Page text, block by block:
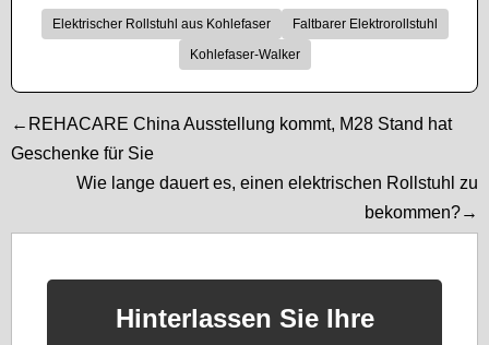
Elektrischer Rollstuhl aus Kohlefaser
Faltbarer Elektrorollstuhl
Kohlefaser-Walker
←REHACARE China Ausstellung kommt, M28 Stand hat
Geschenke für Sie
Wie lange dauert es, einen elektrischen Rollstuhl zu
bekommen?→
Hinterlassen Sie Ihre